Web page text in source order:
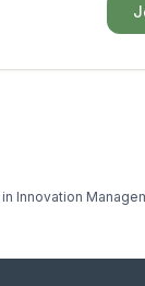
in Innovation